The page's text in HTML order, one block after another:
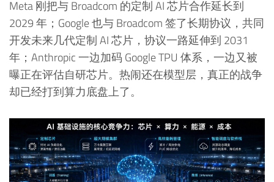
Meta 刚把与 Broadcom 的定制 AI 芯片合作延长到
2029 年；Google 也与 Broadcom 签了长期协议，共同
开发未来几代定制 AI 芯片，协议一路延伸到 2031
年；Anthropic 一边加码 Google TPU 体系，一边又被
曝正在评估自研芯片。热闹还在模型层，真正的战争
却已经打到算力底盘上了。